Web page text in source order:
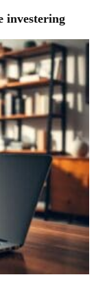
investering